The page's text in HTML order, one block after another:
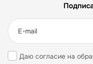
Даю согласие на